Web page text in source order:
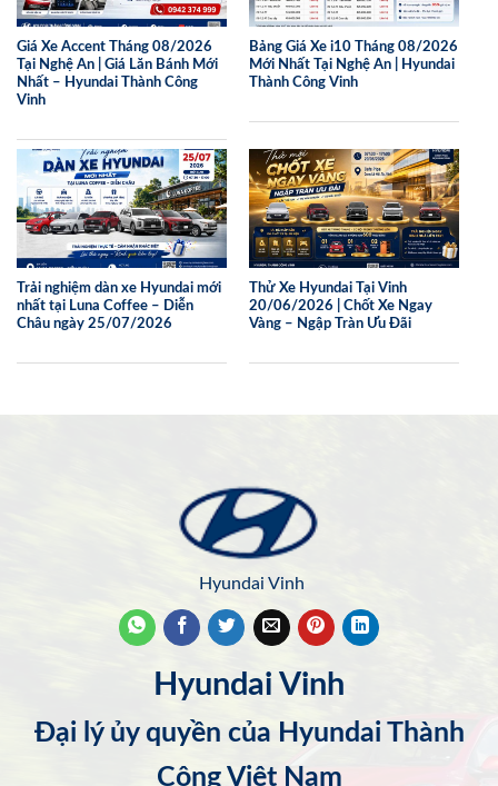
Giá Xe Accent Tháng 08/2026
Tại Nghệ An | Giá Lăn Bánh Mới
Nhất – Hyundai Thành Công
Vinh
Bảng Giá Xe i10 Tháng 08/2026
Mới Nhất Tại Nghệ An | Hyundai
Thành Công Vinh
Trải nghiệm dàn xe Hyundai mới
nhất tại Luna Coffee – Diễn
Châu ngày 25/07/2026
Thử Xe Hyundai Tại Vinh
20/06/2026 | Chốt Xe Ngay
Vàng – Ngập Tràn Ưu Đãi
Hyundai Vinh
Hyundai Vinh
Đại lý ủy quyền của Hyundai Thành
Công Việt Nam